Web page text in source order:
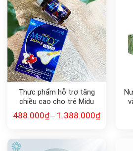
Thực phẩm hỗ trợ tăng
chiều cao cho trẻ Midu
MenaQ7 360mcg Taller
488.000₫ – 1.388.000₫